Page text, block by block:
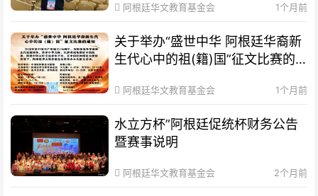
阿根廷华文教育基金会 1个月前
关于举办“盛世中华 阿根廷华裔新
生代心中的祖(籍)国”征文比赛的
阿根廷华文教育基金会 1个月前
水立方杯”阿根廷促统杯财务公告
暨赛事说明
阿根廷华文教育基金会 2个月前